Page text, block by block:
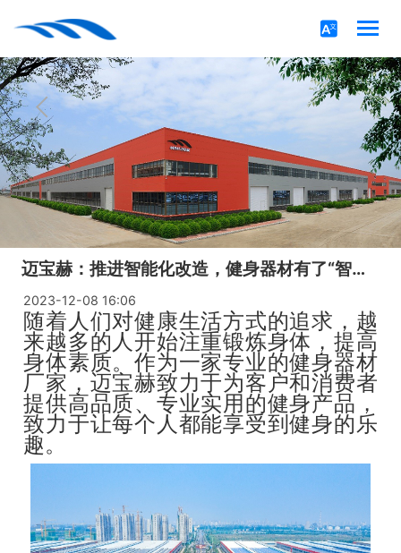
迈宝赫：推进智能化改造，健身器材有了“智慧大脑”！
2023-12-08 16:06
随着人们对健康生活方式的追求，越
来越多的人开始注重锻炼身体，提高
身体素质。作为一家专业的健身器材
厂家，迈宝赫致力于为客户和消费者
提供高品质、专业实用的健身产品，
致力于让每个人都能享受到健身的乐
趣。